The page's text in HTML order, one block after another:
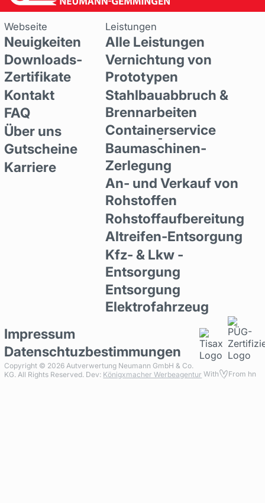
Webseite
Neuigkeiten
Downloads-
Zertifikate
Kontakt
FAQ
Über uns
Gutscheine
Karriere
Leistungen
Alle Leistungen
Vernichtung von
Prototypen
Stahlbauabbruch &
Brennarbeiten
Containerservice
Baumaschinen-
Zerlegung
An- und Verkauf von
Rohstoffen
Rohstoffaufbereitung
Altreifen-Entsorgung
Kfz- & Lkw -
Entsorgung
Entsorgung
Elektrofahrzeug
Impressum
Datenschtuzbestimmungen
Copyright © 2026 Autverwertung Neumann GmbH & Co.
KG. All Rights Reserved. Dev: Königxmacher Werbeagentur With From hn